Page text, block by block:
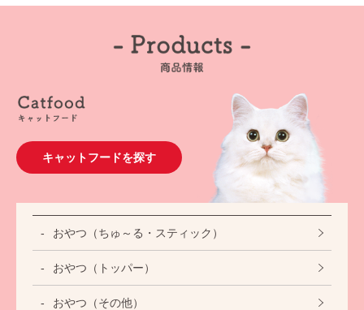
キャットフードを探す
おやつ（ちゅ～る・スティック）
おやつ（トッパー）
おやつ（その他）